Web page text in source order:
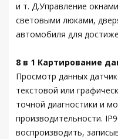
и т. Д.Управление
световыми люками,
автомобиля для
8 в 1 Картирование
Просмотр данных
текстовой или
точной диагностики и
производительности.
воспроизводить,